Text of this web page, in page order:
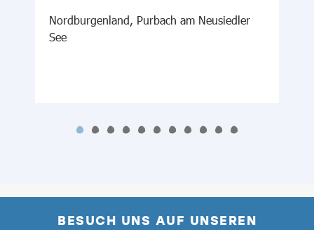
Nordburgenland, Purbach am Neusiedler
See
BESUCH UNS AUF UNSEREN